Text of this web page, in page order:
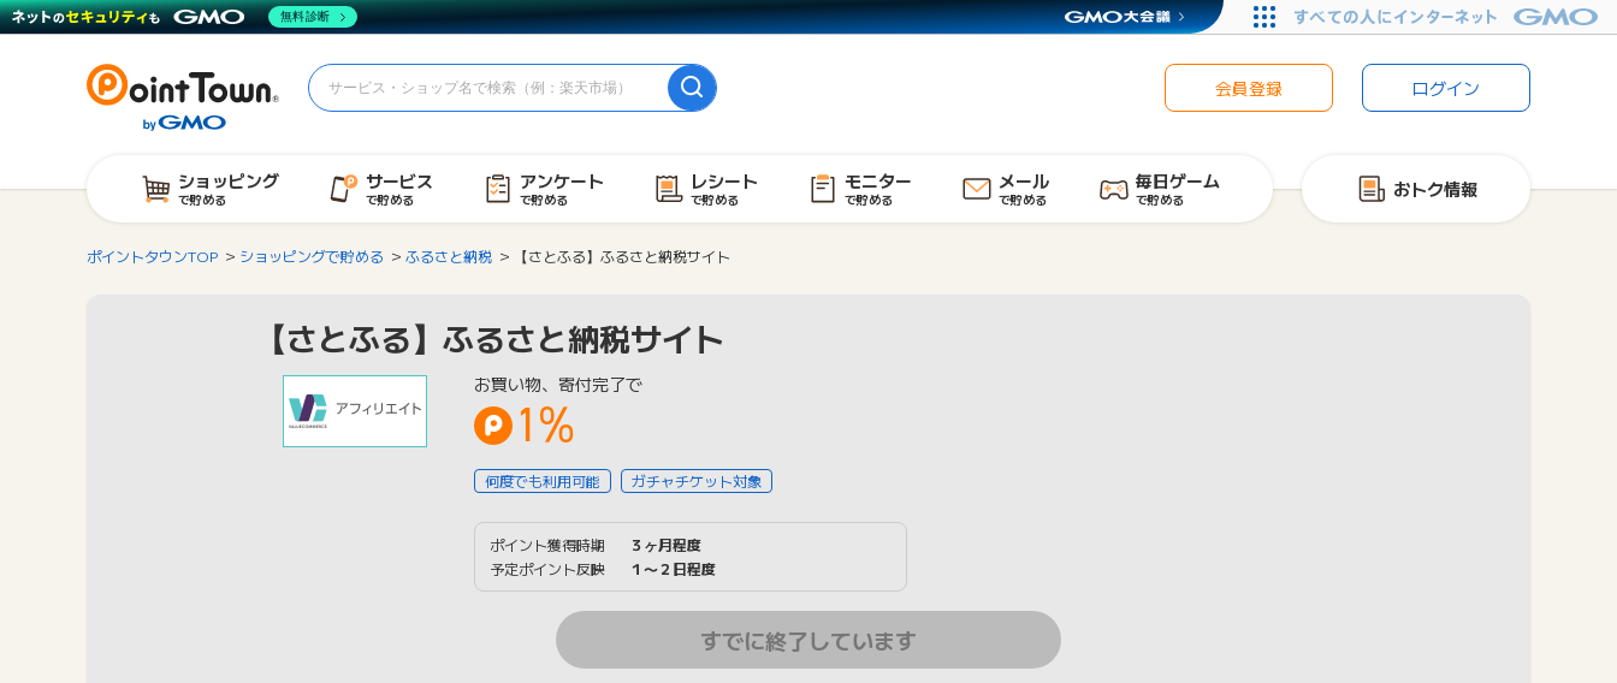
会員登録 ログイン
ショッピング
で貯める
サービス
で貯める
アンケート
で貯める
レシート
で貯める
モニター
で貯める
メール
で貯める
毎日ゲーム
で貯める おトク情報
ポイントタウンTOP ショッピングで貯める ふるさと納税 【さとふる】ふるさと納税サイト
【さとふる】ふるさと納税サイト
お買い物、寄付完了で
1%
何度でも利用可能 ガチャチケット対象
ポイント獲得時期
３ヶ月程度
予定ポイント反映
１〜２日程度
すでに終了しています
無料診断